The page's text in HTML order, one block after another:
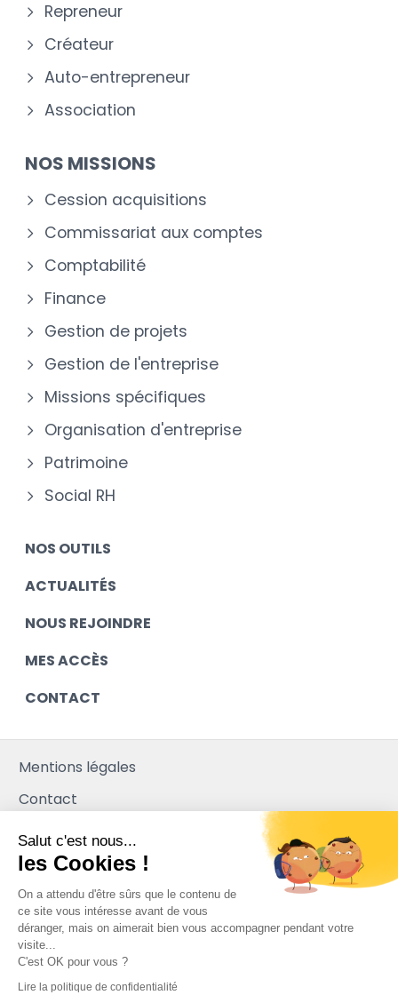
Repreneur
Créateur
Auto-entrepreneur
Association
NOS MISSIONS
Cession acquisitions
Commissariat aux comptes
Comptabilité
Finance
Gestion de projets
Gestion de l'entreprise
Missions spécifiques
Organisation d'entreprise
Patrimoine
Social RH
NOS OUTILS
ACTUALITÉS
NOUS REJOINDRE
MES ACCÈS
CONTACT
Mentions légales
Contact
Plan du site
Mediapilote
Salut c'est nous...
les Cookies !
On a attendu d'être sûrs que le contenu de
ce site vous intéresse avant de vous
déranger, mais on aimerait bien vous accompagner pendant votre
visite...
C'est OK pour vous ?
Lire la politique de confidentialité